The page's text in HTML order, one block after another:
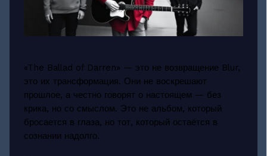
«The Ballad of Darren» — это не возвращение Blur,
это их трансформация. Они не воскрешают
прошлое, а честно говорят о настоящем — без
крика, но со смыслом. Это не альбом, который
бросается в глаза, но тот, который остаётся в
сознании надолго.